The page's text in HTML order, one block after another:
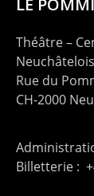
Théâtre –
Neuchâtelois
Rue du
CH-2000
Billetterie :